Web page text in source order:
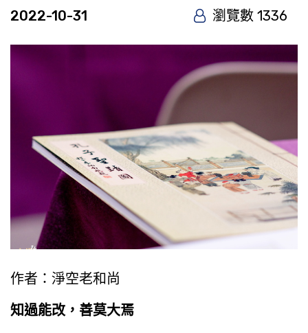
2022-10-31 瀏覽數 1336
作者：淨空老和尚
知過能改，善莫大焉